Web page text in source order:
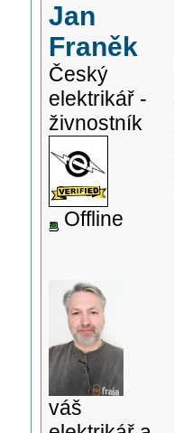
Jan
Franěk
Český
elektrikář -
živnostník
Offline
váš